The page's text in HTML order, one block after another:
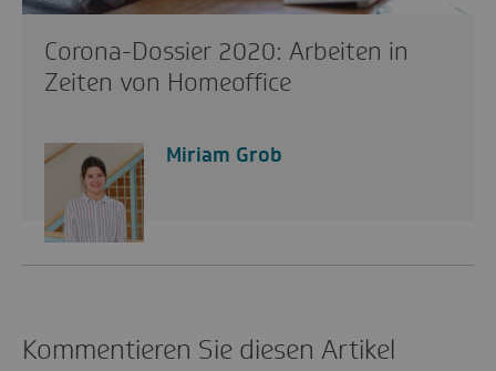
Corona-Dossier 2020: Arbeiten in
Zeiten von Homeoffice
Miriam Grob
Kommentieren Sie diesen Artikel